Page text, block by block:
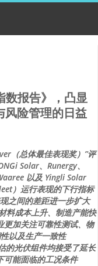
数报告》，凸显
风险管理的日益
（总体最佳表现奖）”评
Solar、Runergy、
以及 Yingli Solar
）运行表现的下行指标
之间的差距进一步扩大
料成本上升、制造产能快
更加关注可靠性测试、物
以及生产一致性
的光伏组件均接受了延长
可能面临的工况条件